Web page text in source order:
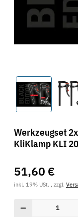
Werkzeugset
KliKlamp KLI
51,60 €
inkl. 19% USt. , zzgl.